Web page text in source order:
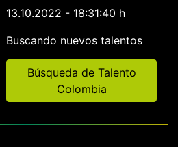
13.10.2022 - 18:31:40 h
Buscando nuevos talentos
Búsqueda de Talento
Colombia